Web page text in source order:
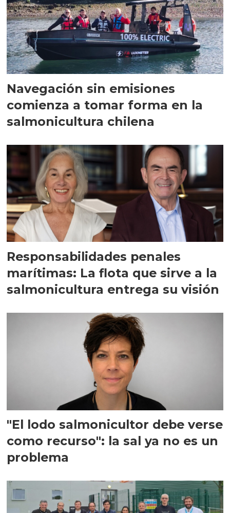
Navegación sin emisiones
comienza a tomar forma en la
salmonicultura chilena
Responsabilidades penales
marítimas: La flota que sirve a la
salmonicultura entrega su visión
"El lodo salmonicultor debe verse
como recurso": la sal ya no es un
problema